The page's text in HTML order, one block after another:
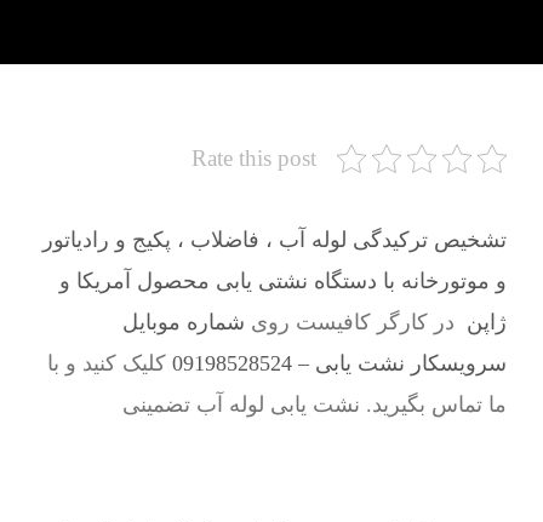
Rate this post
تشخیص ترکیدگی لوله آب ، فاضلاب ، پکیج و رادیاتور
و موتورخانه با دستگاه نشتی یابی محصول آمریکا و
ژاپن در کارگر کافیست روی شماره موبایل
سرویسکار نشت یابی – 09198528524
کلیک کنید و با
ما تماس بگیرید. نشت یابی لوله آب تضمینی